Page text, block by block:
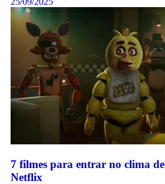
7 filmes para entrar no clima
Netflix